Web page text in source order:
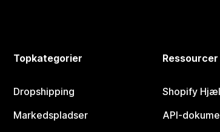
Topkategorier
Dropshipping
Markedspladser
Ressourcer
Shopify
API-